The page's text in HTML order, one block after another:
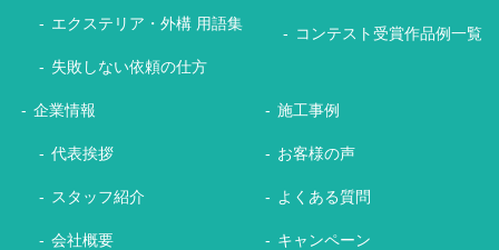
エクステリア・外構 用語集
失敗しない依頼の仕方
コンテスト受賞作品例一覧
企業情報
代表挨拶
スタッフ紹介
会社概要
施工事例
お客様の声
よくある質問
キャンペーン